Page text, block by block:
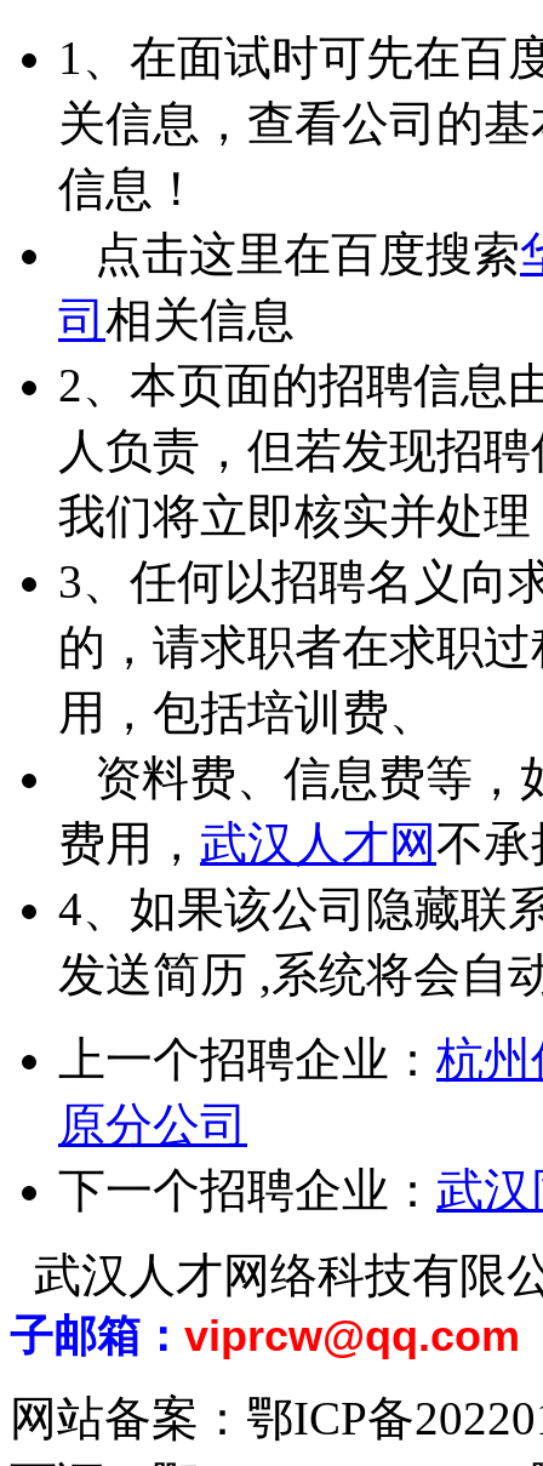
1、在面试时可先在百
关信息，查看公司的
信息！
点击这里在百度搜索
司 相关信息
2、本页面的招聘信息
人负责，但若发现招
我们将立即核实并处理
3、任何以招聘名义向
的，请求职者在求职
用，包括培训费、
资料费、信息费等，
费用， 武汉人才网不承
4、如果该公司隐藏联
发送简历 ,系统将会自
上一个招聘企业： 杭州
原分公司
下一个招聘企业： 武
武汉人才网络科技有限
子邮箱： viprcw@qq.com
网站备案： 鄂ICP备